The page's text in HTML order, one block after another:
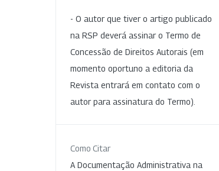
- O autor que tiver o artigo publicado
na RSP deverá assinar o Termo de
Concessão de Direitos Autorais (em
momento oportuno a editoria da
Revista entrará em contato com o
autor para assinatura do Termo).
Como Citar
A Documentação Administrativa na